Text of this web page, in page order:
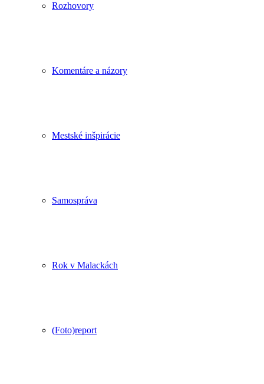
Rozhovory
Komentáre a názory
Mestské inšpirácie
Samospráva
Rok v Malackách
(Foto)report